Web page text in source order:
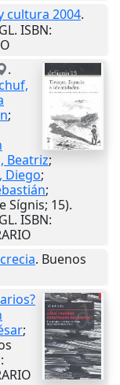
cultura 2004.
ISBN:
.
;
Beatriz;
Diego;
;
Sígnis; 15).
ISBN:
. Buenos
;